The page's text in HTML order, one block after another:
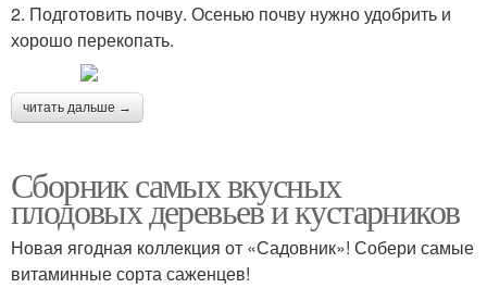
2. Подготовить почву. Осенью почву нужно удобрить и
хорошо перекопать.
читать дальше →
Сборник самых вкусных
плодовых деревьев и кустарников
Новая ягодная коллекция от «Садовник»! Собери самые
витаминные сорта саженцев!